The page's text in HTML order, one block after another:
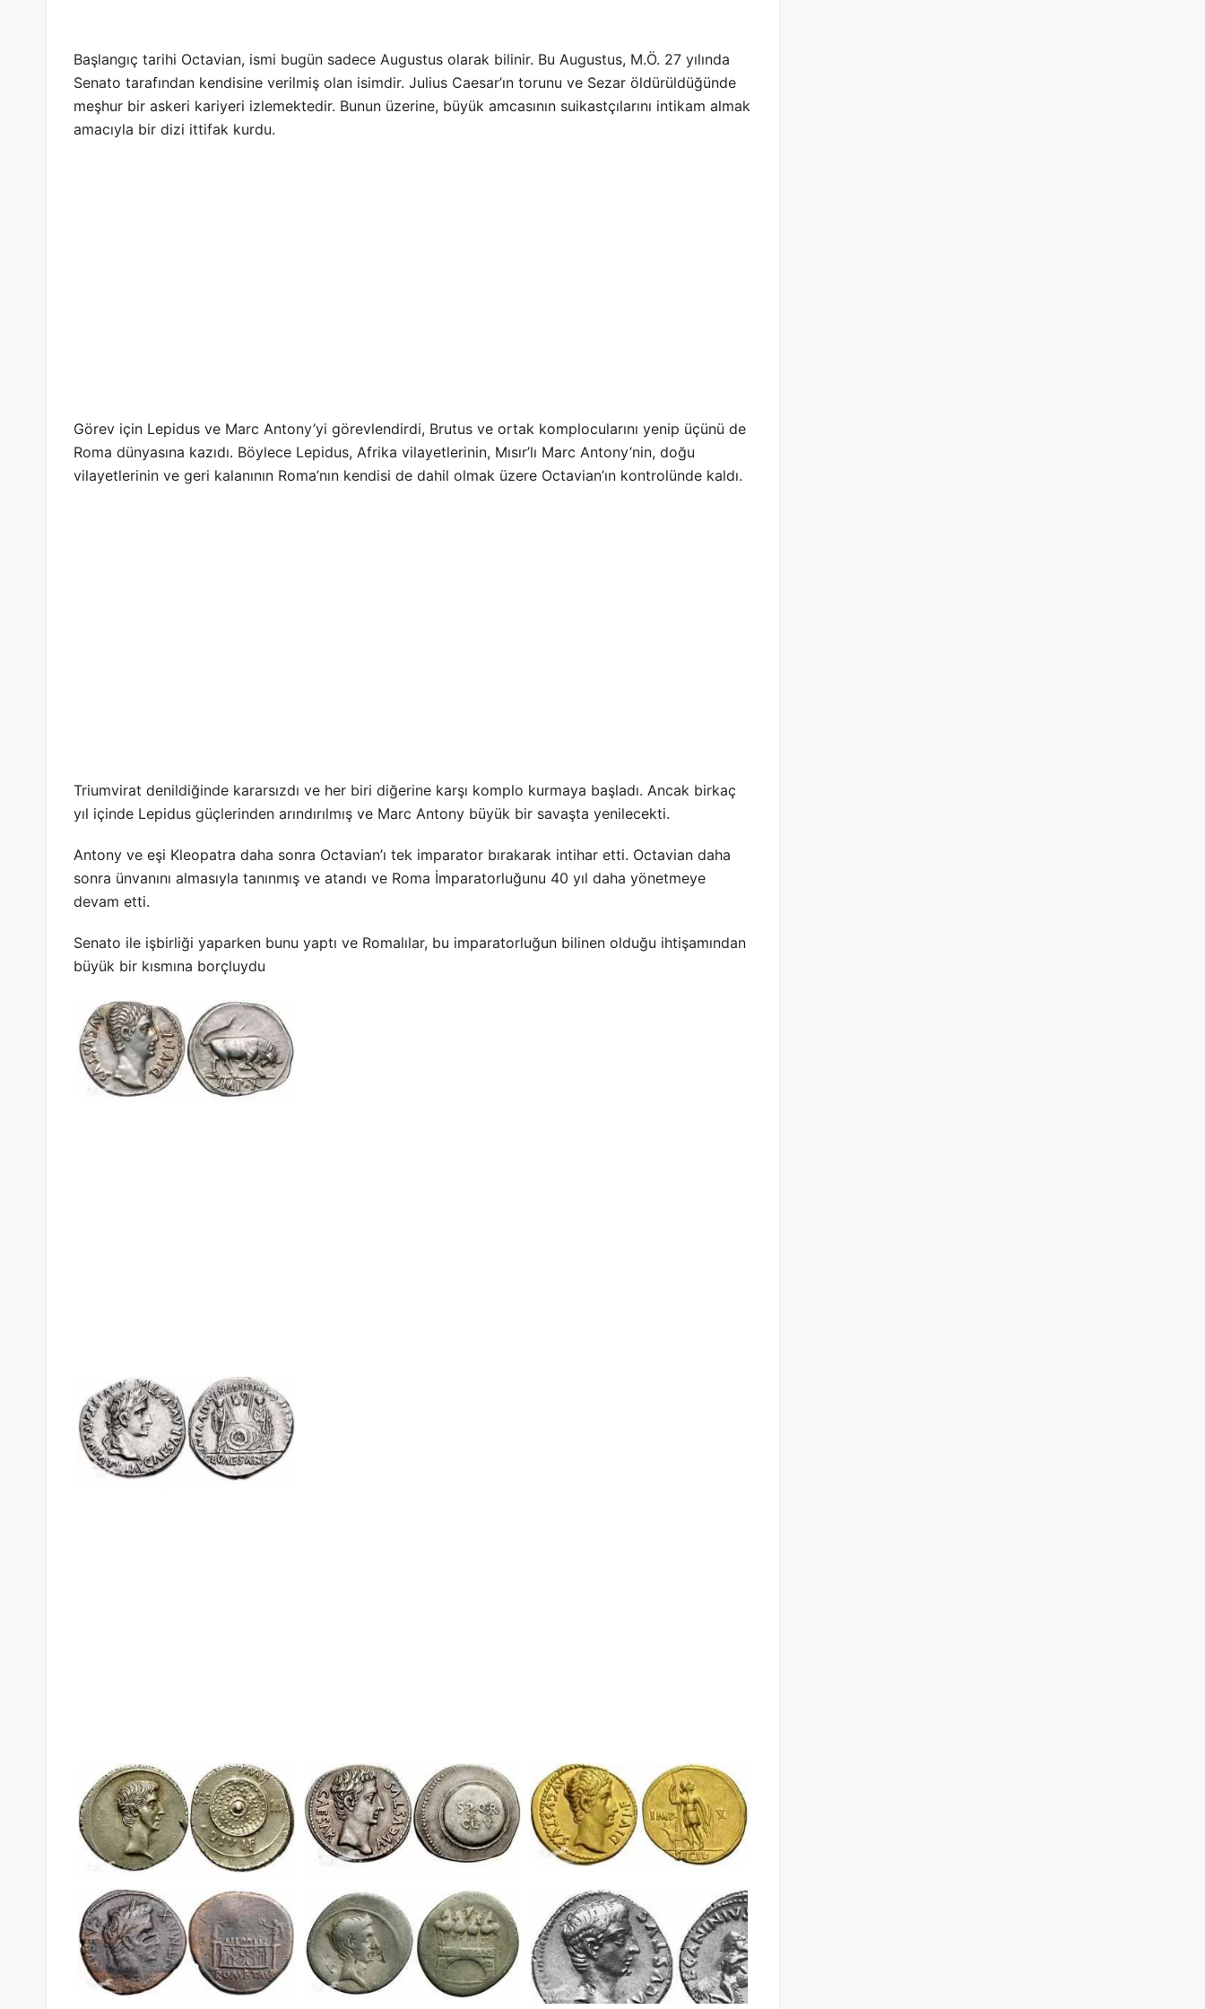
Başlangıç ​​tarihi Octavian, ismi bugün sadece Augustus olarak bilinir. Bu Augustus, M.Ö. 27 yılında
Senato tarafından kendisine verilmiş olan isimdir. Julius Caesar’ın torunu ve Sezar öldürüldüğünde
meşhur bir askeri kariyeri izlemektedir. Bunun üzerine, büyük amcasının suikastçılarını intikam almak
amacıyla bir dizi ittifak kurdu.
Görev için Lepidus ve Marc Antony’yi görevlendirdi, Brutus ve ortak komplocularını yenip üçünü de
Roma dünyasına kazıdı. Böylece Lepidus, Afrika vilayetlerinin, Mısır’lı Marc Antony’nin, doğu
vilayetlerinin ve geri kalanının Roma’nın kendisi de dahil olmak üzere Octavian’ın kontrolünde kaldı.
Triumvirat denildiğinde kararsızdı ve her biri diğerine karşı komplo kurmaya başladı. Ancak birkaç
yıl içinde Lepidus güçlerinden arındırılmış ve Marc Antony büyük bir savaşta yenilecekti.
Antony ve eşi Kleopatra daha sonra Octavian’ı tek imparator bırakarak intihar etti. Octavian daha
sonra ünvanını almasıyla tanınmış ve atandı ve Roma İmparatorluğunu 40 yıl daha yönetmeye
devam etti.
Senato ile işbirliği yaparken bunu yaptı ve Romalılar, bu imparatorluğun bilinen olduğu ihtişamından
büyük bir kısmına borçluydu